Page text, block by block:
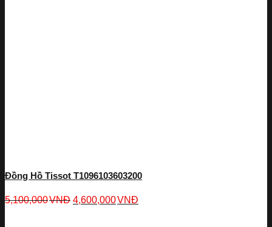
Đồng Hồ Tissot T1096103603200
5,100,000VNĐ 4,600,000VNĐ